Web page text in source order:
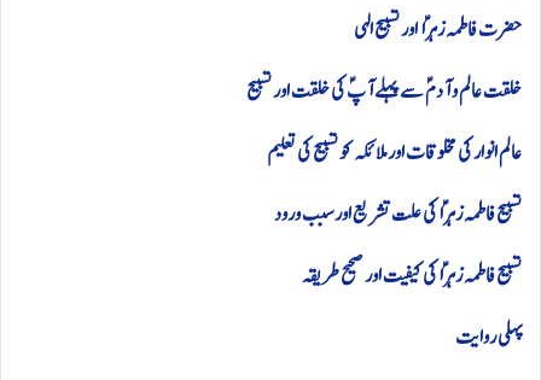
حضرت فاطمہ زہراؑ اور تسبیح الہی
خلقت عالم و آدم ؑسے پہلے آپؑ کی خلقت اور تسبیح
عالم انوار کی مخلوقات اور ملائکہ کو تسبیح کی تعلیم
تسبیح فاطمہ زہراؑ کی علت تشریع اور سبب ورود
تسبیح فاطمہ زہراؑ کی کیفیت اور صحیح طریقہ
پہلی روایت